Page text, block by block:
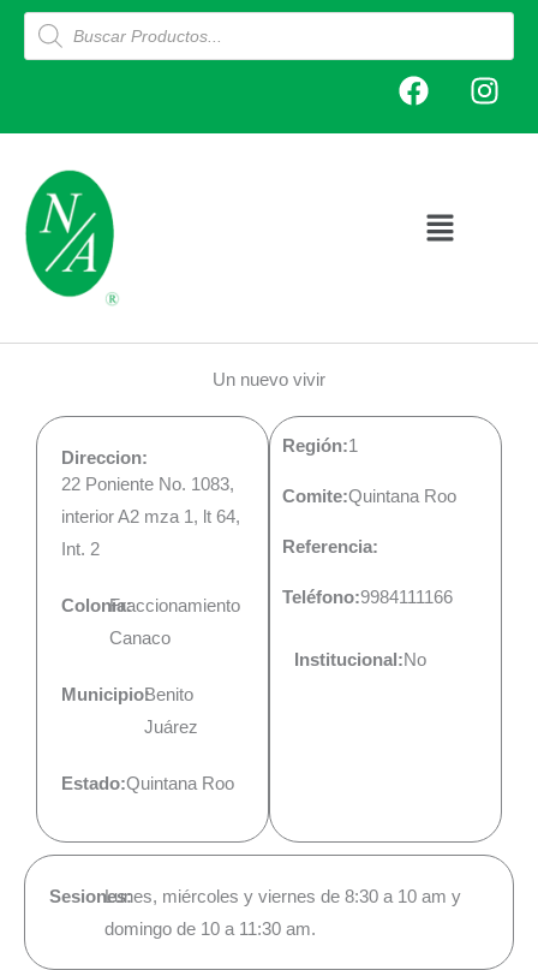
Products
search
F
a
c
o
I
n
s
Main
Un nuevo vivir
Direccion:
22 Poniente No. 1083,
interior A2 mza 1, lt 64,
Int. 2
Colonia:Fraccionamiento
Canaco
Municipio:Benito
Juárez
Estado:Quintana Roo
Región:1
Comite:Quintana Roo
Referencia:
Teléfono:9984111166
Institucional:No
Sesiones:Lunes, miércoles y viernes de 8:30 a 10 am y
domingo de 10 a 11:30 am.